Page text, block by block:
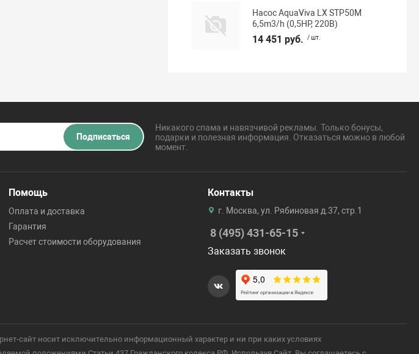
Насос AquaViva LX STP50M
6,5m3/h (0,5HP, 220В)
14 451 руб. / шт.
Подписаться
Никакого спама и навязчивой рекламы. Только бонусы,
подарки и полезная информация. Отказаться можно в любой
момент.
Помощь
Оплата и доставка
Гарантия
Расчет стоимости оборудования
Контакты
г. Москва, ул. Рябиновая д.37, стр.1
8 (495) 431-65-15
Заказать звонок
сайт носит исключительно информационный характер и ни при каких условиях